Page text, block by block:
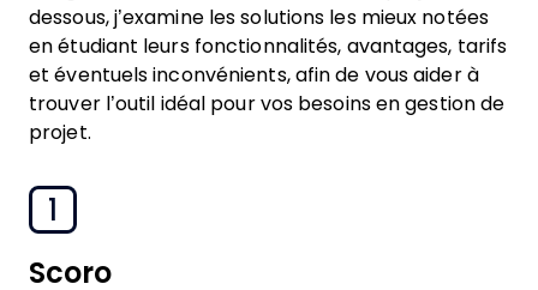
dessous, j’examine les solutions les mieux notées
en étudiant leurs fonctionnalités, avantages, tarifs
et éventuels inconvénients, afin de vous aider à
trouver l’outil idéal pour vos besoins en gestion de
projet.
1
Scoro